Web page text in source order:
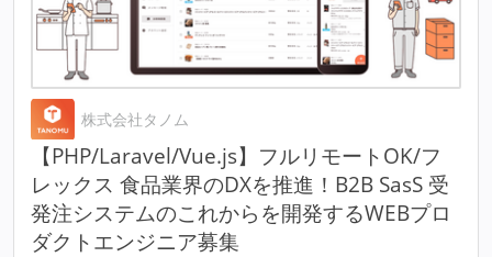
株式会社タノム
【PHP/Laravel/Vue.js】フルリモートOK/フ
レックス 食品業界のDXを推進！B2B SasS 受
発注システムのこれからを開発するWEBプロ
ダクトエンジニア募集